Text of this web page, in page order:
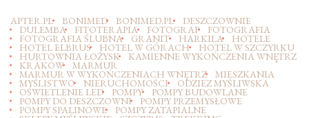
APTER.PL BONIMED BONIMED.PL DESZCZOWNIE
DULEMBA FITOTERAPIA FOTOGRAF FOTOGRAFIA
FOTOGRAFIA ŚLUBNA GRANIT HARKILA HOTELE
HOTEL ELBRUS HOTEL W GÓRACH HOTEL W SZCZYRKU
HURTOWNIA ŁOŻYSK KAMIENNE WYKOŃCZENIA WNĘTRZ
KRAKÓW MARMUR
MARMUR W WYKOŃCZENIACH WNĘTRZ MIESZKANIA
MYŚLISTWO NIERUCHOMOŚCI ODZIEZ MYŚLIWSKA
OŚWIETLENIE LED POMPY POMPY BUDOWLANE
POMPY DO DESZCZOWNI POMPY PRZEMYSŁOWE
POMPY SPALINOWE POMPY ZATAPIALNE